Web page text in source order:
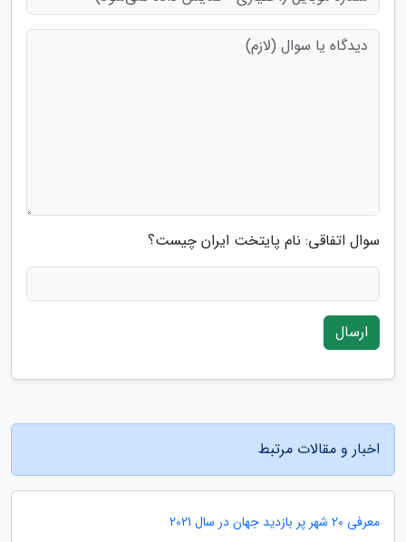
سوال اتفاقی: نام پایتخت ایران چیست؟
ارسال
اخبار و مقالات مرتبط
معرفی 20 شهر پر بازدید جهان در سال 2021